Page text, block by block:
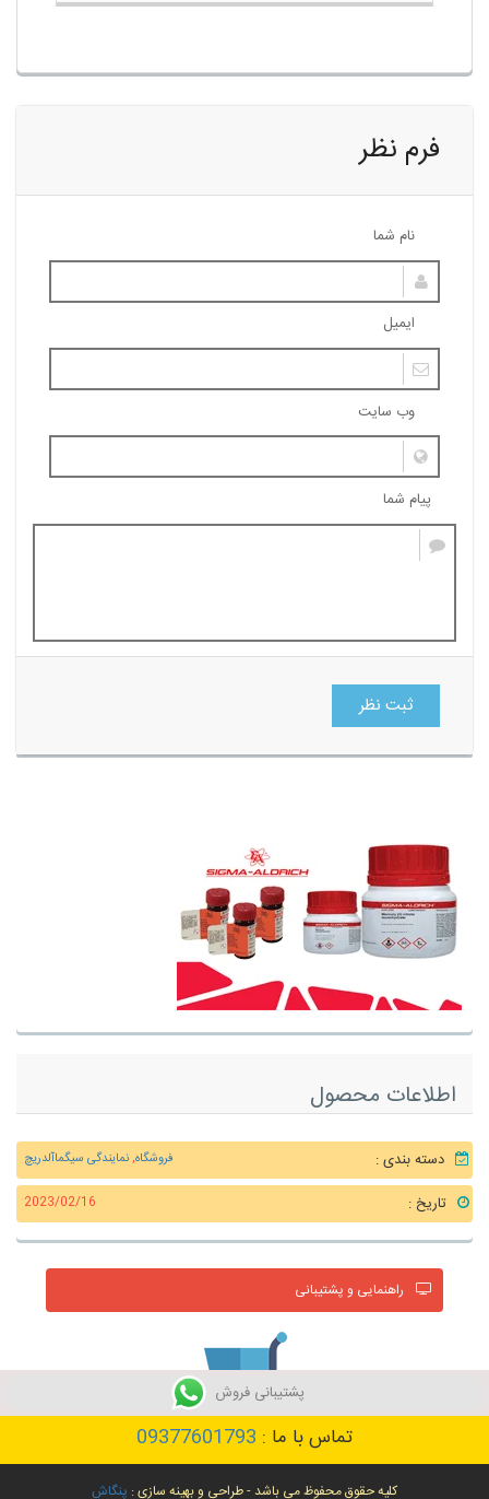
فرم نظر
نام شما
ایمیل
وب سایت
پیام شما
ثبت نظر
اطلاعات محصول
دسته بندی : فروشگاه,نمایندگی سیگماآلدریچ
تاریخ : 2023/02/16
راهنمایی و پشتیبانی
تماس با ما : 09377601793
کلیه حقوق محفوظ می باشد - طراحی و بهینه سازی : پنگاش
پشتیبانی فروش